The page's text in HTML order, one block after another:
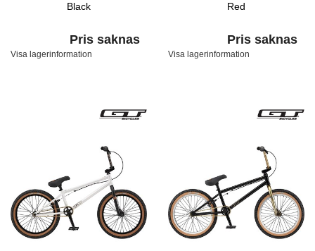
Black
Pris saknas
Visa lagerinformation
Red
Pris saknas
Visa lagerinformation